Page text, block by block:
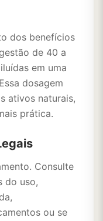
dos benefícios
de 40 a
em uma
dosagem
ativos naturais,
prática.
Consulte
do uso,
ou se